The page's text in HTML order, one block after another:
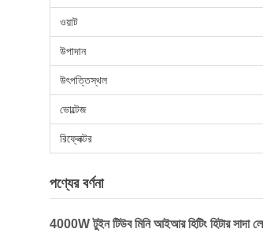
ওয়াট
উপাদান
উৎপত্তিস্থল
ভোল্টেজ
রিফ্লেক্টর
পণ্যের বর্ণনা
4000W টুইন টিউব মিনি আইআর হিটিং হিটার সাদা